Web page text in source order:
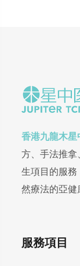
香港九龍木
方、手法推
生項目的服
然療法的亞健
服務項目